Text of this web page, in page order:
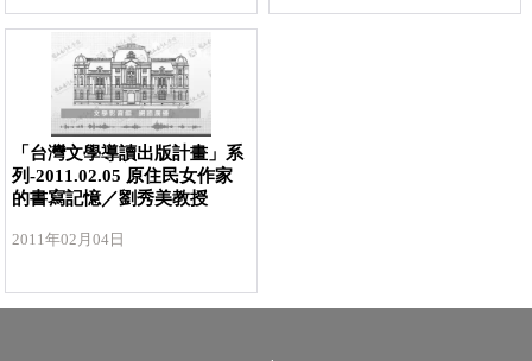
「台灣文學導讀出版計畫」系
列-2011.02.05 原住民女作家
的書寫記憶／劉秀美教授
2011年02月04日